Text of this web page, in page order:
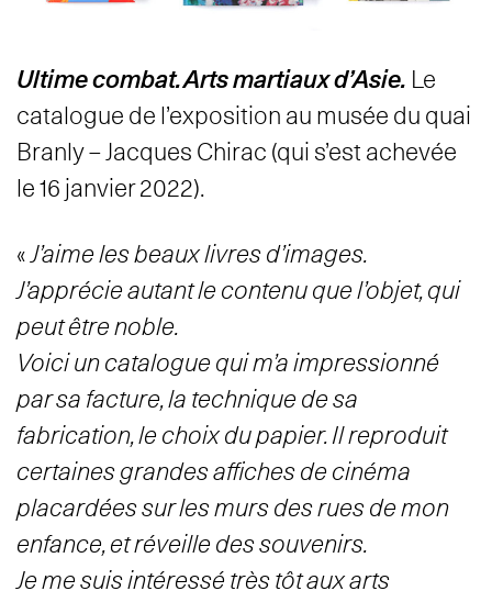
Ultime combat. Arts martiaux d’Asie. Le
catalogue de l’exposition au musée du quai
Branly – Jacques Chirac (qui s’est achevée
le 16 janvier 2022).
« J’aime les beaux livres d’images.
J’apprécie autant le contenu que l’objet, qui
peut être noble.
Voici un catalogue qui m’a impressionné
par sa facture, la technique de sa
fabrication, le choix du papier. Il reproduit
certaines grandes affiches de cinéma
placardées sur les murs des rues de mon
enfance, et réveille des souvenirs.
Je me suis intéressé très tôt aux arts